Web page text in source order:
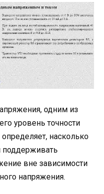
одним из
уровень точности
насколько
поддерживать
вне зависимости
напряжения.